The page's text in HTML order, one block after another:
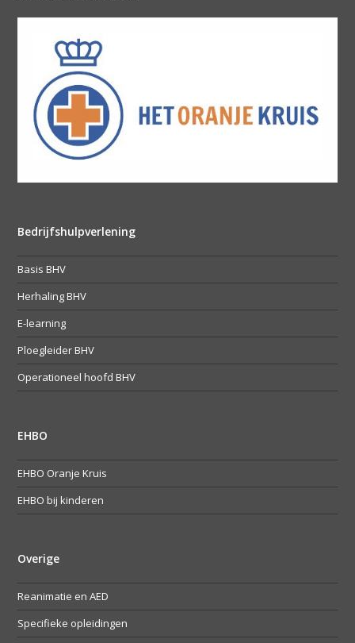
Bedrijfshulpverlening
Basis BHV
Herhaling BHV
E-learning
Ploegleider BHV
Operationeel hoofd BHV
EHBO
EHBO Oranje Kruis
EHBO bij kinderen
Overige
Reanimatie en AED
Specifieke opleidingen